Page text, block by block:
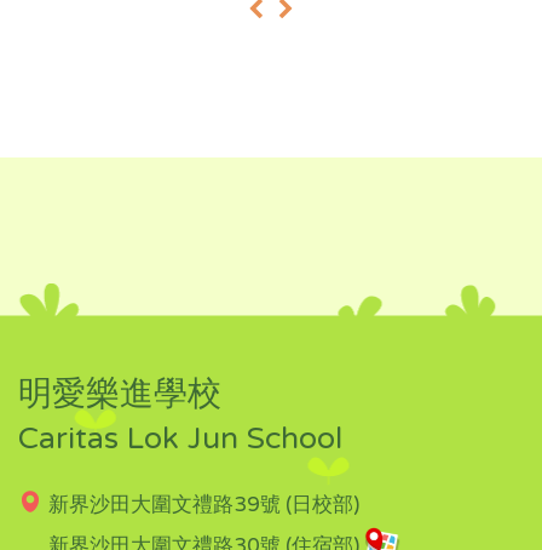
« »
明愛樂進學校
Caritas Lok Jun School
新界沙田大圍文禮路39號 (日校部)